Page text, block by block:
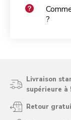
?
Livraison
supérieure à
Retour